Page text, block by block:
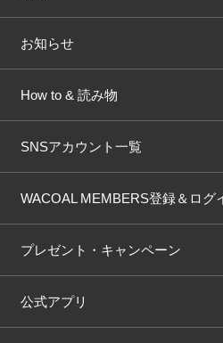
トピックス
AMPHI
OUR WACOAL
WACOAL Remamma
Licensed Brands
店舗を探す
ブラ無料診断
3Dボディスキャン
お知らせ
新着情報
商品回収
ニュース＆トピックス
How to & 読み物
下着の基礎知識
ブラパン
大人の工場見学inベトナム
SNSアカウント一覧
WACOAL MEMBERS登録＆ログ
プレゼント・キャンペーン
公式アプリ